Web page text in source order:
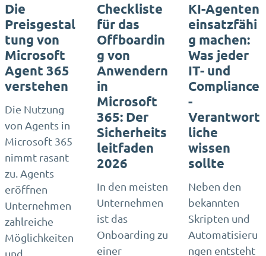
Die
Preisgestal
tung von
Microsoft
Agent 365
verstehen
Die Nutzung
von Agents in
Microsoft 365
nimmt rasant
zu. Agents
eröffnen
Unternehmen
zahlreiche
Möglichkeiten
und
Checkliste
für das
Offboardin
g von
Anwendern
in
Microsoft
365: Der
Sicherheits
leitfaden
2026
In den meisten
Unternehmen
ist das
Onboarding zu
einer
KI-Agenten
einsatzfähi
g machen:
Was jeder
IT- und
Compliance
-
Verantwort
liche
wissen
sollte
Neben den
bekannten
Skripten und
Automatisieru
ngen entsteht